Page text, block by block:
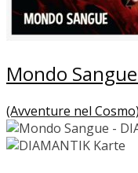
Mondo
(Avventure nel Cosmo)